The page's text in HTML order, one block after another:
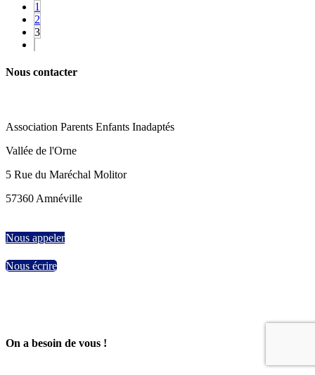
1
2
3
Nous contacter
Association Parents Enfants Inadaptés
Vallée de l'Orne
5 Rue du Maréchal Molitor
57360 Amnéville
Nous appeler
Nous écrire
On a besoin de vous !